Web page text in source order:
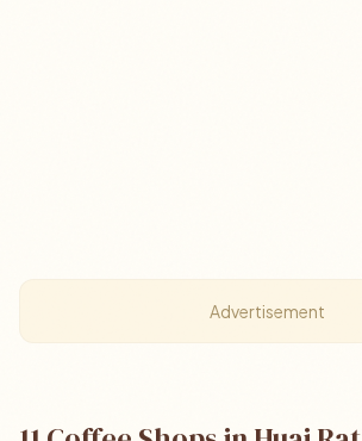
Advertisement